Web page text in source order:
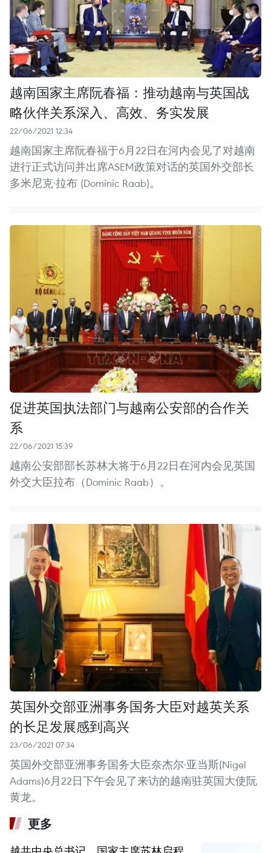
越南国家主席阮春福：推动越南与英国战
略伙伴关系深入、高效、务实发展
22/06/2021 12:34
越南国家主席阮春福于6月22日在河内会见了对越南
进行正式访问并出席ASEM政策对话的英国外交部长
多米尼克·拉布 (Dominic Raab)。
促进英国执法部门与越南公安部的合作关
系
22/06/2021 15:39
越南公安部部长苏林大将于6月22日在河内会见英国
外交大臣拉布（Dominic Raab）。
英国外交部亚洲事务国务大臣对越英关系
的长足发展感到高兴
23/06/2021 07:34
英国外交部亚洲事务国务大臣奈杰尔·亚当斯(Nigel
Adams)6月22日下午会见了来访的越南驻英国大使阮
黄龙。
更多